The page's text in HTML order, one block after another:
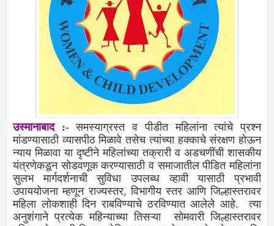
उस्मानाबाद:-समस्याग्रस्त व पीडीत महिलांना त्यांचे प्रश्न
मांडण्यासाठी व्यासपीठ मिळावे तसेच त्यांच्या हक्काचे संरक्षण होऊन
न्याय मिळावा या दृष्टीने महिलांच्या तक्रारी व अडचणींची शासकीय
यंत्रणेकडून सोडवणूक करण्यासाठी व समाजातील पीडित महिलांना
सुलभ मार्गदर्शनाची सुविधा उपलब्ध व्हावी यासाठी प्रभावी
उपाययोजना म्हणून राज्यस्तर, विभागीय स्तर आणि जिल्हास्तरावर
महिला लोकशाही दिन राबविण्याचे ठरविण्यात आलेले आहे. त्या
अनुशंगाने प्रत्येक महिन्याच्या तिसऱ्या सोमवारी जिल्हास्तरावर